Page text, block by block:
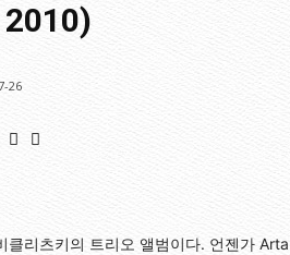
26
클리츠키의 트리오 앨범이다. 언젠가